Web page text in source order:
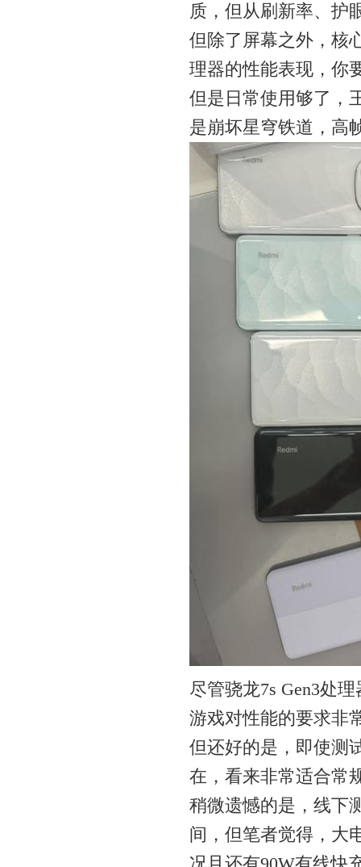
质，但从刷新率、护
但除了屏幕之外，核
理器的性能表现，你
但是日常使用够了，
是崩坏星穹铁道，高
尽管骁龙7s Gen3处
游戏对性能的要求非
但还好的是，即使测
在，看来非常适合常
稍微遗憾的是，线下
间，但笔者觉得，大